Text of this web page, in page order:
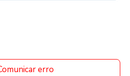
erro